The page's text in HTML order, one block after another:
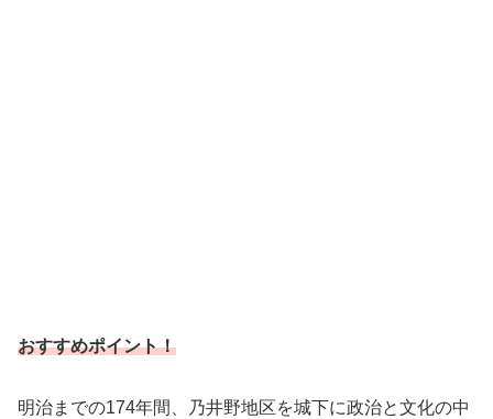
おすすめポイント！
明治までの174年間、乃井野地区を城下に政治と文化の中